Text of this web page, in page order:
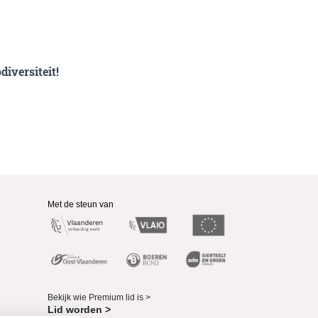
Met de steun van
Bekijk wie Premium lid is >
Lid worden >